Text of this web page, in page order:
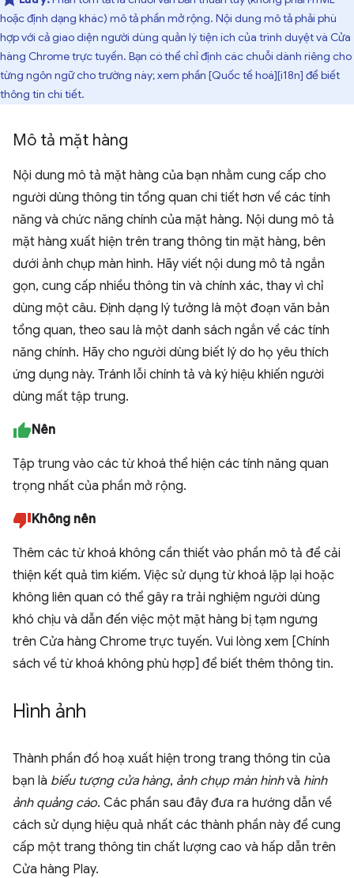
hoặc định dạng khác) mô tả phần mở rộng. Nội dung mô tả phải phù
hợp với cả giao diện người dùng quản lý tiện ích của trình duyệt và Cửa
hàng Chrome trực tuyến. Bạn có thể chỉ định các chuỗi dành riêng cho
từng ngôn ngữ cho trường này; xem phần [Quốc tế hoá][i18n] để biết
thông tin chi tiết.
Mô tả mặt hàng
Nội dung mô tả mặt hàng của bạn nhằm cung cấp cho
người dùng thông tin tổng quan chi tiết hơn về các tính
năng và chức năng chính của mặt hàng. Nội dung mô tả
mặt hàng xuất hiện trên trang thông tin mặt hàng, bên
dưới ảnh chụp màn hình. Hãy viết nội dung mô tả ngắn
gọn, cung cấp nhiều thông tin và chính xác, thay vì chỉ
dùng một câu. Định dạng lý tưởng là một đoạn văn bản
tổng quan, theo sau là một danh sách ngắn về các tính
năng chính. Hãy cho người dùng biết lý do họ yêu thích
ứng dụng này. Tránh lỗi chính tả và ký hiệu khiến người
dùng mất tập trung.
Nên
Tập trung vào các từ khoá thể hiện các tính năng quan
trọng nhất của phần mở rộng.
Không nên
Thêm các từ khoá không cần thiết vào phần mô tả để cải
thiện kết quả tìm kiếm. Việc sử dụng từ khoá lặp lại hoặc
không liên quan có thể gây ra trải nghiệm người dùng
khó chịu và dẫn đến việc một mặt hàng bị tạm ngưng
trên Cửa hàng Chrome trực tuyến. Vui lòng xem [Chính
sách về từ khoá không phù hợp] để biết thêm thông tin.
Hình ảnh
Thành phần đồ hoạ xuất hiện trong trang thông tin của
bạn là biểu tượng cửa hàng, ảnh chụp màn hìnhvà hình
ảnh quảng cáo. Các phần sau đây đưa ra hướng dẫn về
cách sử dụng hiệu quả nhất các thành phần này để cung
cấp một trang thông tin chất lượng cao và hấp dẫn trên
Cửa hàng Play.